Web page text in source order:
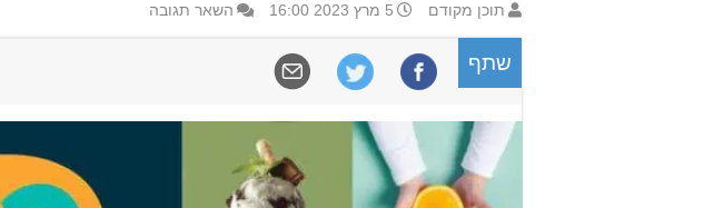
תוכן מקודם 5 מרץ 2023 16:00 השאר תגובה
שתף